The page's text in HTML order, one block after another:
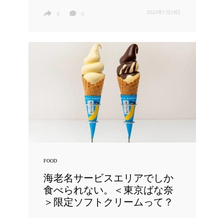
0 0 2023年7月29日
FOOD
海老名サービスエリアでしか
食べられない。＜東京ばな奈
＞限定ソフトクリームって？